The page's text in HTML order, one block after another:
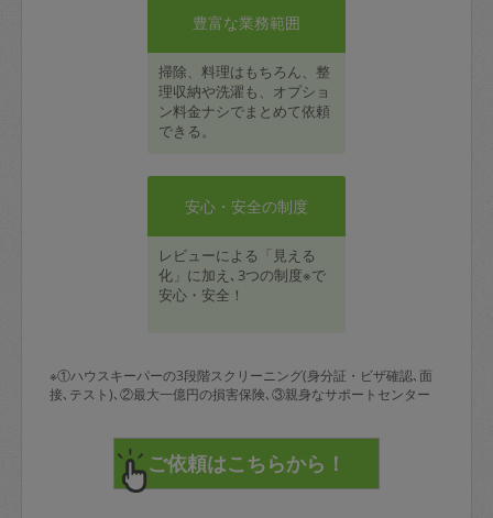
豊富な業務範囲
掃除、料理はもちろん、整
理収納や洗濯も、オプショ
ン料金ナシでまとめて依頼
できる。
安心・安全の制度
レビューによる「見える
化」に加え､3つの制度※で
安心・安全！
※①ハウスキーパーの3段階スクリーニング(身分証・ビザ確認､面
接､テスト)､②最大一億円の損害保険､③親身なサポートセンター